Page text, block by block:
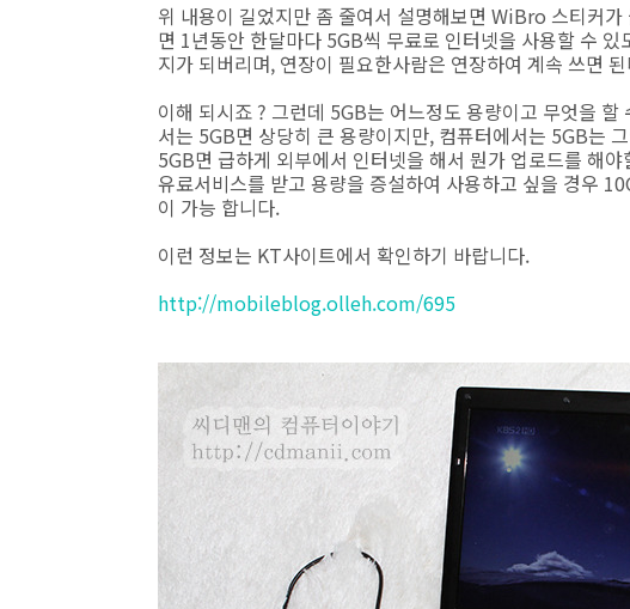
위 내용이 길었지만 좀 줄여서 설명해보면 WiBro 스티커
면 1년동안 한달마다 5GB씩 무료로 인터넷을 사용할 수
지가 되버리며, 연장이 필요한사람은 연장하여 계속 쓰면
이해 되시죠 ? 그런데 5GB는 어느정도 용량이고 무엇을
서는 5GB면 상당히 큰 용량이지만, 컴퓨터에서는 5GB는
5GB면 급하게 외부에서 인터넷을 해서 뭔가 업로드를 해
유료서비스를 받고 용량을 증설하여 사용하고 싶을 경우
이 가능 합니다.
이런 정보는 KT사이트에서 확인하기 바랍니다.
http://mobileblog.olleh.com/695